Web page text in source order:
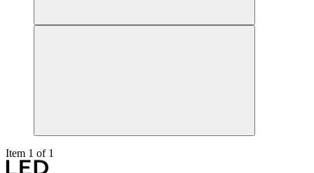
Item 1 of 1